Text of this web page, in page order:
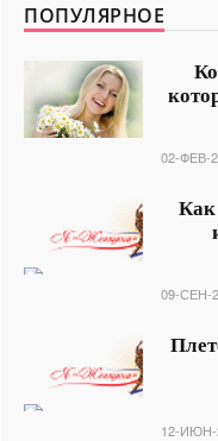
ПОПУЛЯРНОЕ
02-ФЕВ-
Как
09-СЕН-
12-ИЮН-